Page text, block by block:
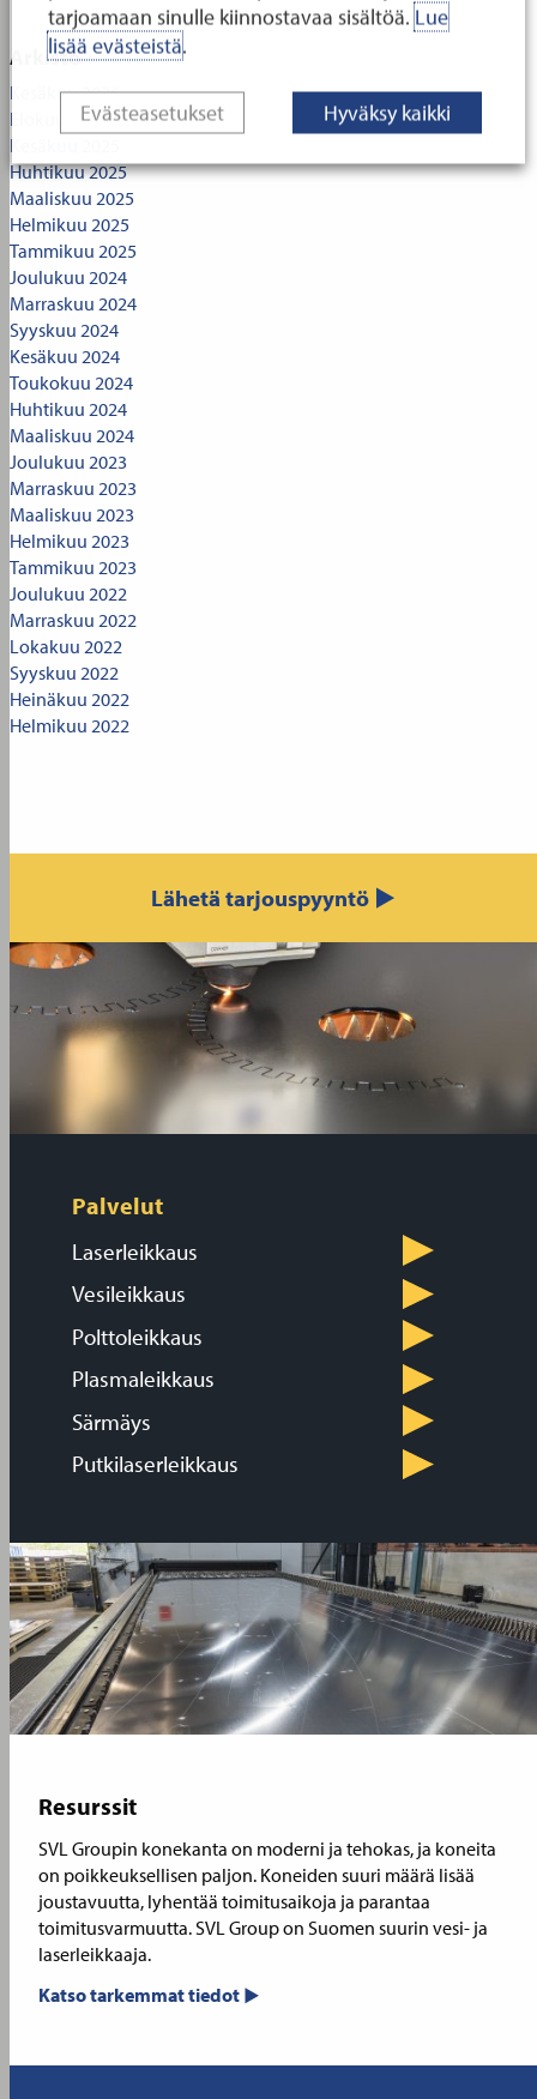
Arkisto
Kesäkuu 2026
Elokuu 2025
Kesäkuu 2025
Huhtikuu 2025
Maaliskuu 2025
Helmikuu 2025
Tammikuu 2025
Joulukuu 2024
Marraskuu 2024
Syyskuu 2024
Kesäkuu 2024
Toukokuu 2024
Huhtikuu 2024
Maaliskuu 2024
Joulukuu 2023
Marraskuu 2023
Maaliskuu 2023
Helmikuu 2023
Tammikuu 2023
Joulukuu 2022
Marraskuu 2022
Lokakuu 2022
Syyskuu 2022
Heinäkuu 2022
Helmikuu 2022
Lähetä tarjouspyyntö ▶
Palvelut
Laserleikkaus
Vesileikkaus
Polttoleikkaus
Plasmaleikkaus
Särmäys
Putkilaserleikkaus
Resurssit
SVL Groupin konekanta on moderni ja tehokas, ja koneita
on poikkeuksellisen paljon. Koneiden suuri määrä lisää
joustavuutta, lyhentää toimitusaikoja ja parantaa
toimitusvarmuutta. SVL Group on Suomen suurin vesi- ja
laserleikkaaja.
Katso tarkemmat tiedot
tarjoamaan sinulle kiinnostavaa sisältöä. Lue
lisää evästeistä.
Evästeasetukset Hyväksy kaikki